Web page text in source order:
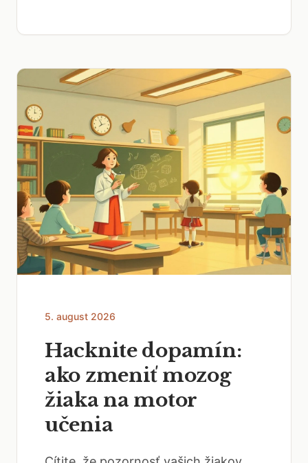
5. august 2026
Hacknite dopamín:
ako zmeniť mozog
žiaka na motor
učenia